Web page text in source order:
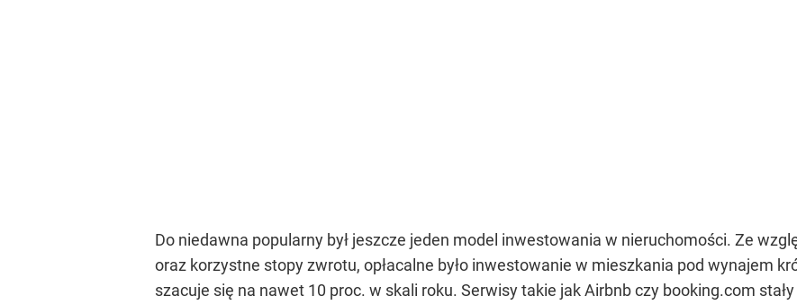
Do niedawna popularny był jeszcze jeden model inwestowania w nieruchomości. Ze
oraz korzystne stopy zwrotu, opłacalne było inwestowanie w mieszkania pod wynajem
szacuje się na nawet 10 proc. w skali roku. Serwisy takie jak Airbnb czy booking.com